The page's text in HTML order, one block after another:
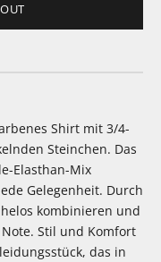
Shirt mit 3/4-
Steinchen. Das
Elasthan-Mix
Gelegenheit. Durch
kombinieren und
Stil und Komfort
das in